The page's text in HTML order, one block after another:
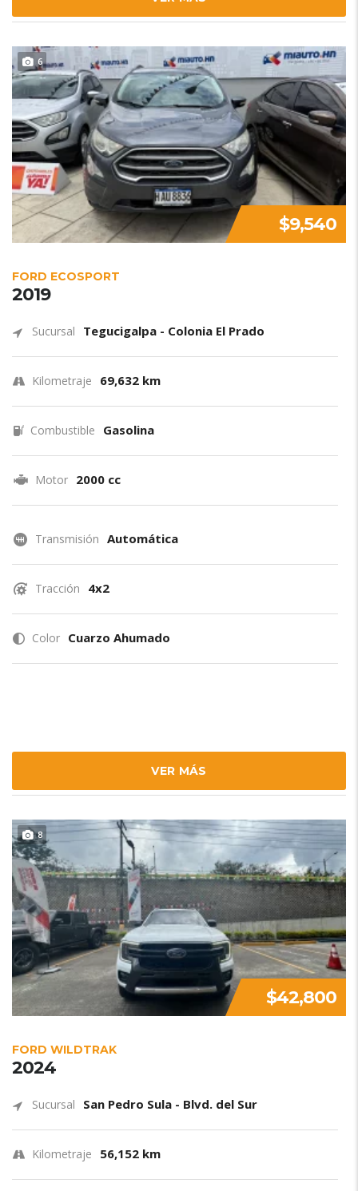
6
$9,540
FORD ECOSPORT
2019
Sucursal Tegucigalpa - Colonia El Prado
Kilometraje 69,632 km
Combustible Gasolina
Motor 2000 cc
Transmisión Automática
Tracción 4x2
Color Cuarzo Ahumado
VER MÁS
8
$42,800
FORD WILDTRAK
2024
Sucursal San Pedro Sula - Blvd. del Sur
Kilometraje 56,152 km